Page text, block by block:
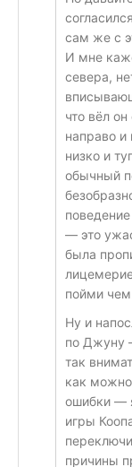
сам же с
И мне
севера,
что вёл
направо и
низко и
обычный
— это
была
пойми
Ну и
по Джуну
так
как
ошибки —
игры
причины